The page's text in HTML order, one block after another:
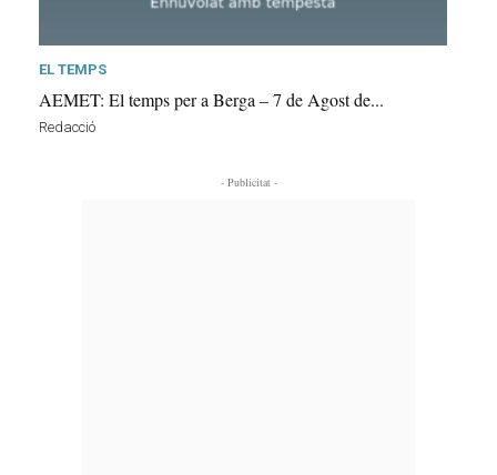
EL TEMPS
AEMET: El temps per a Berga – 7 de Agost de...
Redacció
- Publicitat -